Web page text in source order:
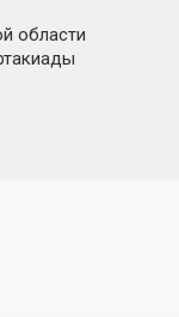
области